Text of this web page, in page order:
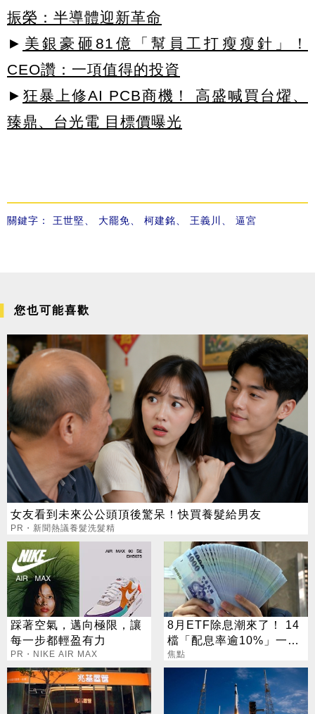
振榮：半導體迎新革命
► 美銀豪砸81億「幫員工打瘦瘦針」！
CEO讚：一項值得的投資
► 狂暴上修AI PCB商機！ 高盛喊買台燿、
臻鼎、台光電 目標價曝光
關鍵字： 王世堅 大罷免 柯建銘 王義川 逼宮
您也可能喜歡
女友看到未來公公頭頂後驚呆！快買養髮給男友
PR・新聞熱議養髮洗髮精
踩著空氣，邁向極限，讓
每一步都輕盈有力
PR・NIKE AIR MAX
8月ETF除息潮來了！ 14
檔「配息率逾10%」一次
看
焦點